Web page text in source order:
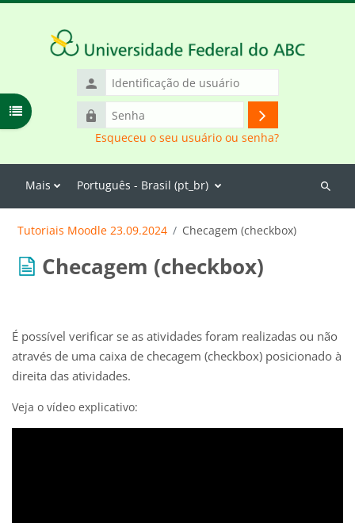
Identificação
usuário
Senha
Acessar
Esqueceu o seu usuário ou senha?
Mais Português - Brasil ‎(pt_br)‎
Buscar
Abrir índice do curso
Tutoriais Moodle 23.09.2024 Checagem (checkbox)
Checagem (checkbox)
É possível verificar se as atividades foram realizadas ou não
através de uma caixa de checagem (checkbox) posicionado à
direita das atividades.
Veja o vídeo explicativo: